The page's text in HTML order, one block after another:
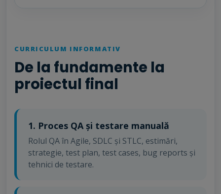
CURRICULUM INFORMATIV
De la fundamente la
proiectul final
1. Proces QA și testare manuală
Rolul QA în Agile, SDLC și STLC, estimări,
strategie, test plan, test cases, bug reports și
tehnici de testare.